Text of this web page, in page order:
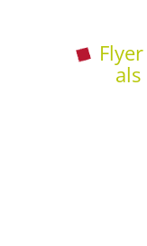
als